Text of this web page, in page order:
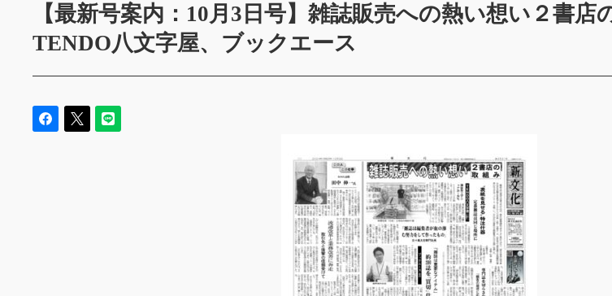
【最新号案内：10月3日号】雑誌販売への熱い想い２書店
TENDO八文字屋、ブックエース